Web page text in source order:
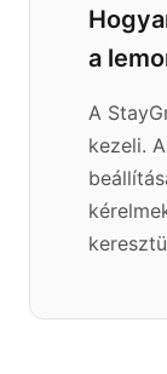
a
A
kezeli.